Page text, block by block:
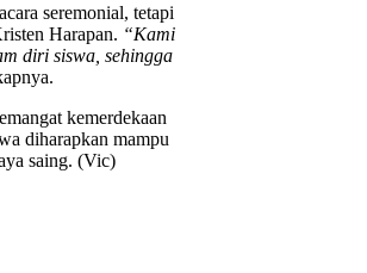
seremonial, tetapi
Harapan. “Kami
diri siswa, sehingga
kemerdekaan
diharapkan mampu
saing. (Vic)